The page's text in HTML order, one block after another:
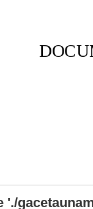
'./